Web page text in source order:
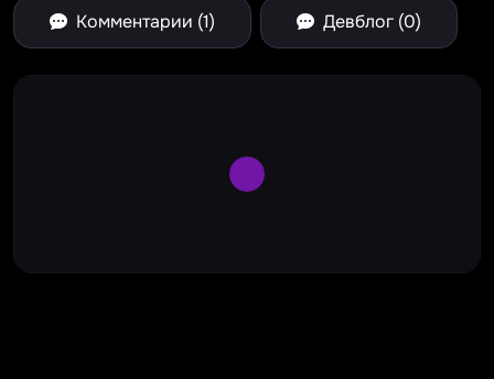
Комментарии (1) Девблог (0)
Large Spinner